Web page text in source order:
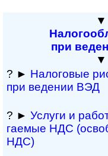
▼
при
▼
? ► Налоговые
при веде­нии ВЭД
? ► Услуги и
га­е­мые НДС
НДС)